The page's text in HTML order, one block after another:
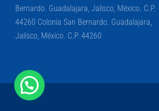
Bernardo. Guadalajara, Jalisco, México. C.P.
44260 Colonia San Bernardo. Guadalajara,
Jalisco, México. C.P. 44260